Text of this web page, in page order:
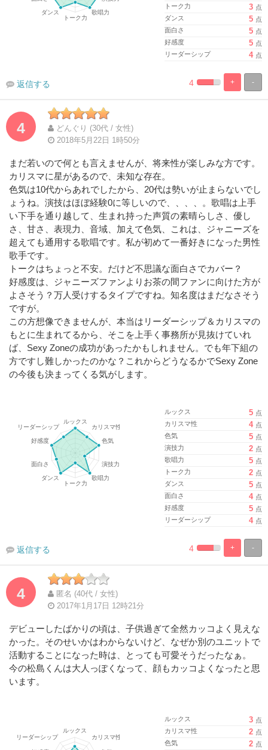
トーク力
3 点
ダンス
5 点
面白さ
5 点
好感度
5 点
リーダーシップ
4 点
-
+
%
100%
4
返信する
4
どんぐり (30代 / 女性)
2018年5月22日 1時50分
まだ若いので何とも言えませんが、将来性が楽しみな方です。
カリスマに星があるので、未知な存在。
色気は10代からあれでしたから、20代は勢いが止まらないでし
ょうね。演技はほぼ経験0に等しいので、、、、。歌唱は上手
い下手を通り越して、生まれ持った声質の素晴らしさ、優し
さ、甘さ、表現力、音域、加えて色気、これは、ジャニーズを
超えても通用する歌唱です。私が初めて一番好きになった男性
歌手です。
トークはちょっと不安。だけど不思議な面白さでカバー？
好感度は、ジャニーズファンよりお茶の間ファンに向けた方が
よさそう？万人受けするタイプですね。知名度はまだなさそう
ですが。
この方想像できませんが、本当はリーダーシップ＆カリスマの
もとに生まれてるから、そこを上手く事務所が見抜けていれ
ば、Sexy Zoneの成功があったかもしれません。でも年下組の
方ですし難しかったのかな？これからどうなるかでSexy Zone
の今後も決まってくる気がします。
ルックス 5 点
カリスマ性
4 点
色気
5 点
演技力
2 点
歌唱力
5 点
トーク力
2 点
ダンス
5 点
面白さ
4 点
好感度
5 点
リーダーシップ
4 点
-
+
%
100%
4
返信する
4
匿名 (40代 / 女性)
2017年1月17日 12時21分
デビューしたばかりの頃は、子供過ぎて全然カッコよく見えな
かった。そのせいかはわからないけど、なぜか別のユニットで
活動することになった時は、とっても可愛そうだったなぁ。
今の松島くんは大人っぽくなって、顔もカッコよくなったと思
います。
ルックス 3 点
カリスマ性
2 点
色気
2 点